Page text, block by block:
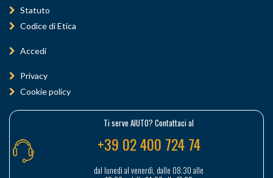
Statuto
Codice di Etica
Accedi
Privacy
Cookie policy
Ti serve AIUTO? Contattaci al
+39 02 400 724 74
dal lunedì al venerdì, dalle 08:30 alle